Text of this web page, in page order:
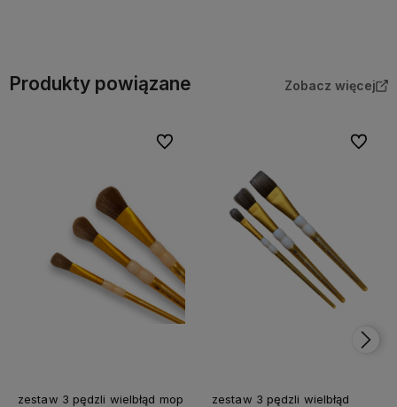
Produkty powiązane Zobacz więcej
zestaw 3 pędzli wielbłąd mop
Do ulubionych
zestaw 3 pędzli wielbłąd
Do